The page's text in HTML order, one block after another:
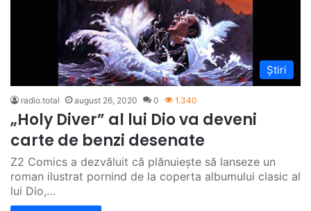
Știri
radio.total august 26, 2020 0 1.340
„Holy Diver” al lui Dio va deveni
carte de benzi desenate
Z2 Comics a dezvăluit că plănuiește să lanseze un
roman ilustrat pornind de la coperta albumului clasic al
lui Dio,…